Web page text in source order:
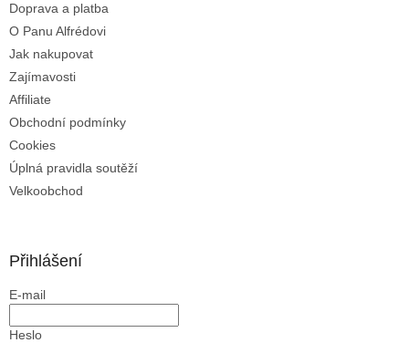
Doprava a platba
O Panu Alfrédovi
Jak nakupovat
Zajímavosti
Affiliate
Obchodní podmínky
Cookies
Úplná pravidla soutěží
Velkoobchod
Přihlášení
E-mail
Heslo